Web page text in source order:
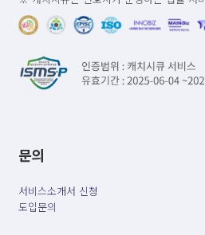
문의
서비스소개서 신청
도입문의